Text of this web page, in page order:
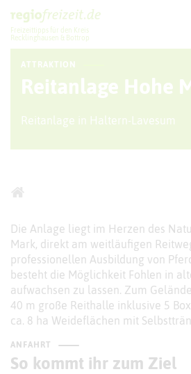
Freizeittipps für den Kreis
Recklinghausen & Bottrop
ATTRAKTION
Reitanlage Hohe
Reitanlage in Haltern-Lavesum
Die Anlage liegt im Herzen des
Mark, direkt am weitläufigen
professionellen Ausbildung von
besteht die Möglichkeit Fohlen in
aufwachsen zu lassen. Zum
40 m große Reithalle inklusive 5
ca. 8 ha Weideflächen mit
ANFAHRT
So kommt ihr zum Ziel